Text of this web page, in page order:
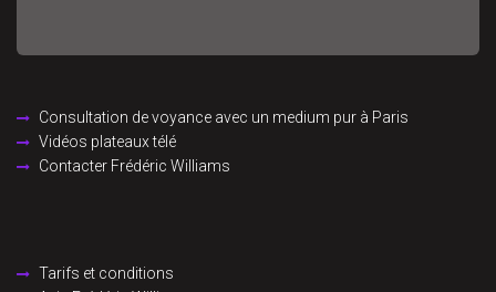
Consultation de voyance avec un medium pur à Paris
Vidéos plateaux télé
Contacter Frédéric Williams
Tarifs et conditions